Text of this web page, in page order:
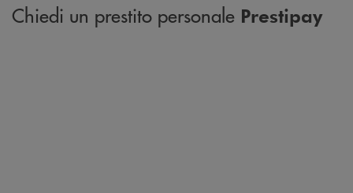
Chiedi un prestito personale Prestipay